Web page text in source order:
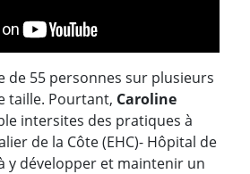
de 55 personnes sur plusieurs
taille. Pourtant, Caroline
intersites des pratiques à
de la Côte (EHC)- Hôpital de
y développer et maintenir un